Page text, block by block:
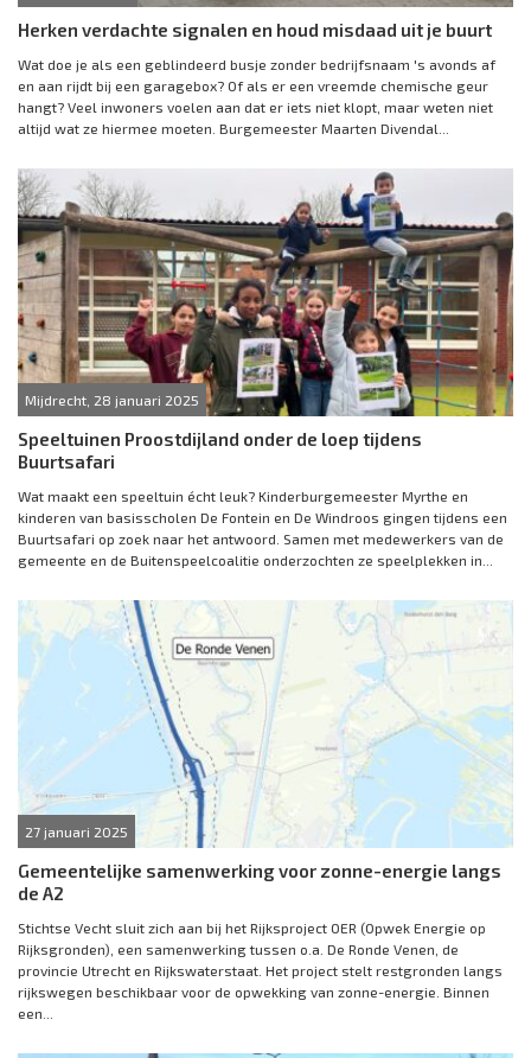
Herken verdachte signalen en houd misdaad uit je buurt
Wat doe je als een geblindeerd busje zonder bedrijfsnaam 's avonds af
en aan rijdt bij een garagebox? Of als er een vreemde chemische geur
hangt? Veel inwoners voelen aan dat er iets niet klopt, maar weten niet
altijd wat ze hiermee moeten. Burgemeester Maarten Divendal...
Mijdrecht, 28 januari 2025
Speeltuinen Proostdijland onder de loep tijdens
Buurtsafari
Wat maakt een speeltuin écht leuk? Kinderburgemeester Myrthe en
kinderen van basisscholen De Fontein en De Windroos gingen tijdens een
Buurtsafari op zoek naar het antwoord. Samen met medewerkers van de
gemeente en de Buitenspeelcoalitie onderzochten ze speelplekken in...
27 januari 2025
Gemeentelijke samenwerking voor zonne-energie langs
de A2
Stichtse Vecht sluit zich aan bij het Rijksproject OER (Opwek Energie op
Rijksgronden), een samenwerking tussen o.a. De Ronde Venen, de
provincie Utrecht en Rijkswaterstaat. Het project stelt restgronden langs
rijkswegen beschikbaar voor de opwekking van zonne-energie. Binnen
een...